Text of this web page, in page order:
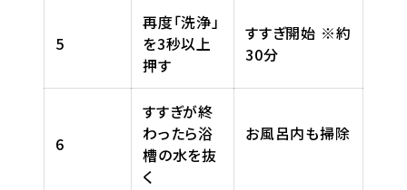
5
再度「洗浄」
を3秒以上
押す
すすぎ開始 ※約
30分
6
すすぎが終
わったら浴
槽の水を抜
く
お風呂内も掃除